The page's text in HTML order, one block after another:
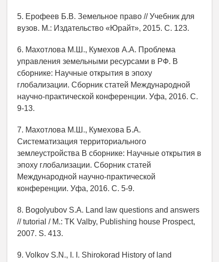
5. Ерофеев Б.В. Земельное право // Учебник для
вузов. М.: Издательство «Юрайт», 2015. С. 123.
6. Махотлова М.Ш., Кумехов А.А. Проблема
управления земельными ресурсами в РФ. В
сборнике: Научные открытия в эпоху
глобализации. Сборник статей Международной
научно-практической конференции. Уфа, 2016. С.
9-13.
7. Махотлова М.Ш., Кумехова Б.А.
Систематизация территориального
землеустройства В сборнике: Научные открытия в
эпоху глобализации. Сборник статей
Международной научно-практической
конференции. Уфа, 2016. С. 5-9.
8. Bogolyubov S.A. Land law questions and answers
// tutorial / M.: TK Valby, Publishing house Prospect,
2007. S. 413.
9. Volkov S.N., I. I. Shirokorad History of land